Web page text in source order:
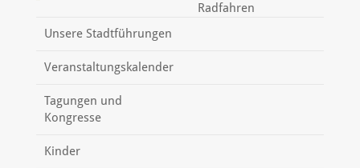
Radfahren
Unsere Stadtführungen
Veranstaltungskalender
Tagungen und
Kongresse
Kinder